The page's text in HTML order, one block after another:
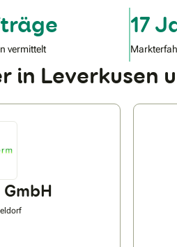
vermittelt
17
in Leverkusen